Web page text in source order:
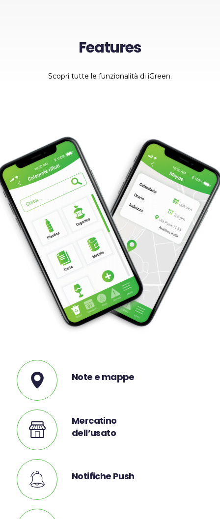
Features
Scopri tutte le funzionalità di iGreen.
Note e mappe
Mercatino
dell’usato
Notifiche Push